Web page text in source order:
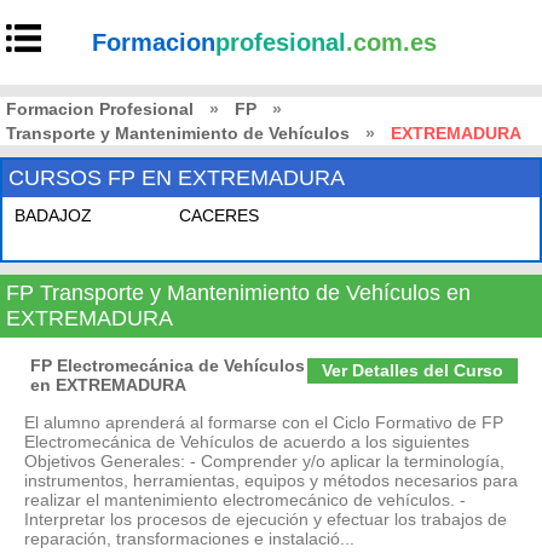
Formacionprofesional .com.es
Formacion Profesional » FP
»
Transporte y Mantenimiento de Vehículos
» EXTREMADURA
CURSOS FP EN EXTREMADURA
BADAJOZ CACERES
FP Transporte y Mantenimiento de Vehículos en
EXTREMADURA
Ver Detalles del Curso
FP Electromecánica de Vehículos
en EXTREMADURA
El alumno aprenderá al formarse con el Ciclo Formativo de FP
Electromecánica de Vehículos de acuerdo a los siguientes
Objetivos Generales: - Comprender y/o aplicar la terminología,
instrumentos, herramientas, equipos y métodos necesarios para
realizar el mantenimiento electromecánico de vehículos. -
Interpretar los procesos de ejecución y efectuar los trabajos de
reparación, transformaciones e instalació...